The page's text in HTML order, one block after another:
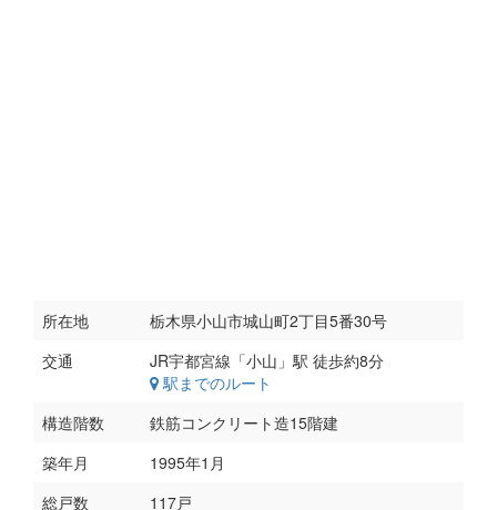
所在地
栃木県小山市城山町2丁目5番30号
交通
駅までのルート
構造階数
鉄筋コンクリート造15階建
築年月
1995年1月
総戸数
117戸